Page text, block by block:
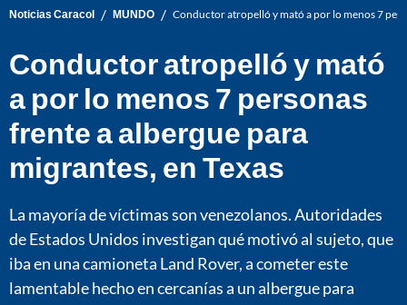
Noticias Caracol / MUNDO / Conductor atropelló y mató a por lo menos 7
Conductor atropelló y mató
a por lo menos 7 personas
frente a albergue para
migrantes, en Texas
La mayoría de víctimas son venezolanos. Autoridades
de Estados Unidos investigan qué motivó al sujeto, que
iba en una camioneta Land Rover, a cometer este
lamentable hecho en cercanías a un albergue para